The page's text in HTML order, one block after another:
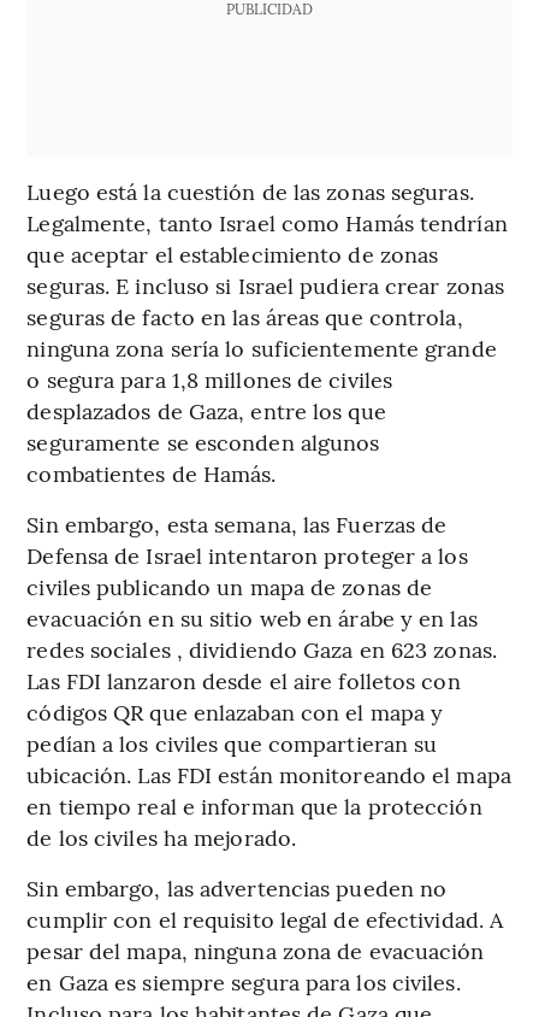
PUBLICIDAD
Luego está la cuestión de las zonas seguras.
Legalmente, tanto Israel como Hamás tendrían
que aceptar el establecimiento de zonas
seguras. E incluso si Israel pudiera crear zonas
seguras de facto en las áreas que controla,
ninguna zona sería lo suficientemente grande
o segura para 1,8 millones de civiles
desplazados de Gaza, entre los que
seguramente se esconden algunos
combatientes de Hamás.
Sin embargo, esta semana, las Fuerzas de
Defensa de Israel intentaron proteger a los
civiles publicando un mapa de zonas de
evacuación en su sitio web en árabe y en las
redes sociales , dividiendo Gaza en 623 zonas.
Las FDI lanzaron desde el aire folletos con
códigos QR que enlazaban con el mapa y
pedían a los civiles que compartieran su
ubicación. Las FDI están monitoreando el mapa
en tiempo real e informan que la protección
de los civiles ha mejorado.
Sin embargo, las advertencias pueden no
cumplir con el requisito legal de efectividad. A
pesar del mapa, ninguna zona de evacuación
en Gaza es siempre segura para los civiles.